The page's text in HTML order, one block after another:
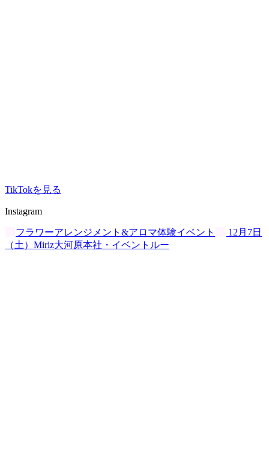
TikTokを見る
Instagram
フラワーアレンジメント&アロマ体験イベント
12月7日
（土）Miriz大河原本社・イベントルー